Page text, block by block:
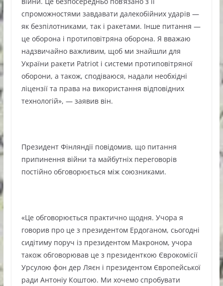
спроможностями завдавати далекобійних ударів —
як безпілотниками, так і ракетами. Інше питання —
це оборона і протиповітряна оборона. Я вважаю
надзвичайно важливим, щоб ми знайшли для
України ракети Patriot і системи протиповітряної
оборони, а також, сподіваюся, надали необхідні
ліцензії та права на використання відповідних
технологій», — заявив він.
Президент Фінляндії повідомив, що питання
припинення війни та майбутніх переговорів
постійно обговорюється між союзниками.
«Це обговорюється практично щодня. Учора я
говорив про це з президентом Ердоганом, сьогодні
сидітиму поруч із президентом Макроном, учора
також обговорював це з президенткою Єврокомісії
Урсулою фон дер Ляєн і президентом Європейської
ради Антоніу Коштою. Ми хочемо спробувати